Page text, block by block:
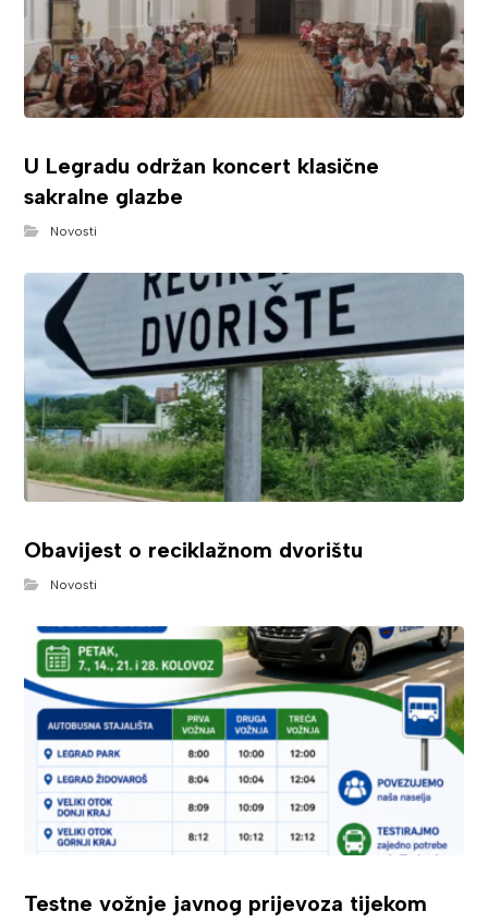
U Legradu održan koncert klasične
sakralne glazbe
Novosti
Obavijest o reciklažnom dvorištu
Novosti
Testne vožnje javnog prijevoza tijekom